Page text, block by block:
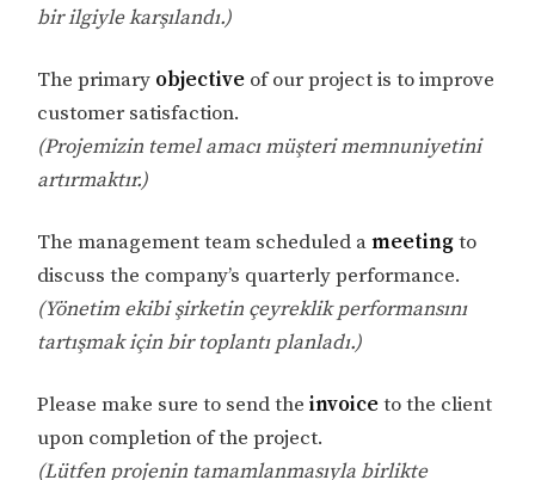
bir ilgiyle karşılandı.)
The primary objective of our project is to improve
customer satisfaction.
(Projemizin temel amacı müşteri memnuniyetini
artırmaktır.)
The management team scheduled ameetingto
discuss the company’s quarterly performance.
(Yönetim ekibi şirketin çeyreklik performansını
tartışmak için bir toplantı planladı.)
Please make sure to send the invoiceto the client
upon completion of the project.
(Lütfen projenin tamamlanmasıyla birlikte